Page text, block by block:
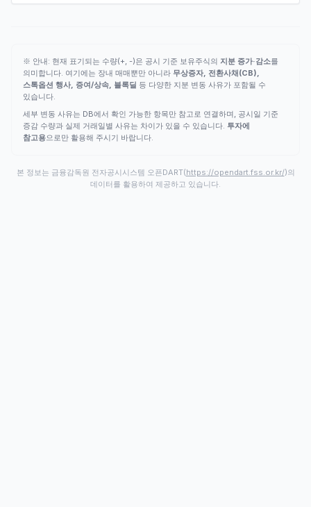
※ 안내: 현재 표기되는 수량(+, -)은 공시 기준 보유주식의 지분 증가·감소를
의미합니다. 여기에는 장내 매매뿐만 아니라 무상증자, 전환사채(CB),
스톡옵션 행사, 증여/상속, 블록딜 등 다양한 지분 변동 사유가 포함될 수
있습니다.
세부 변동 사유는 DB에서 확인 가능한 항목만 참고로 연결하며, 공시일 기준
증감 수량과 실제 거래일별 사유는 차이가 있을 수 있습니다. 투자에
참고용으로만 활용해 주시기 바랍니다.
본 정보는 금융감독원 전자공시시스템 오픈DART(https://opendart.fss.or.kr/)의
데이터를 활용하여 제공하고 있습니다.